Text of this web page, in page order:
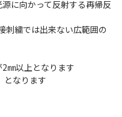
に向かって反射する再帰反
刺繍では出来ない広範囲の
㎜以上となります
なります